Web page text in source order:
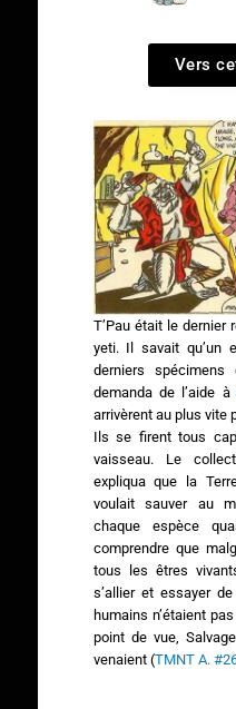
Vers
T’Pau était le dernier
yeti. Il savait qu’un
derniers
demanda de l’aide
arrivèrent au plus vite
Ils se firent tous
vaisseau. Le
expliqua que la
voulait sauver au
chaque espèce
comprendre que
tous les êtres
s’allier et essayer
humains n’étaient
point de vue,
venaient (TMNT A.